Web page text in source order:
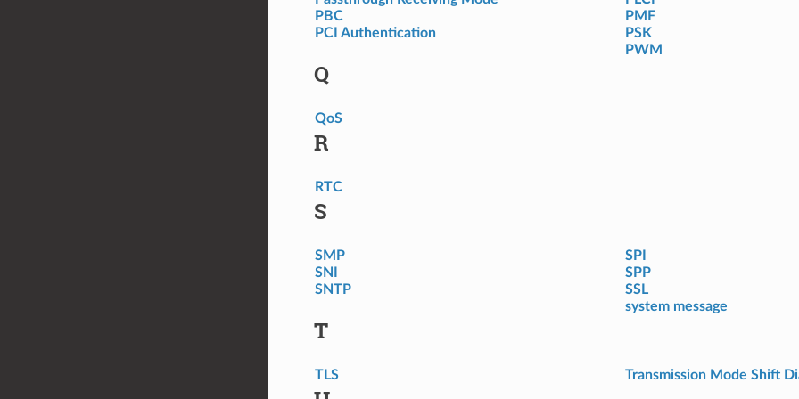
PBC
PCI Authentication
PMF
PSK
PWM
Q
QoS
R
RTC
S
SMP
SNI
SNTP
SPI
SPP
SSL
system message
T
TLS Transmission Mode Shift